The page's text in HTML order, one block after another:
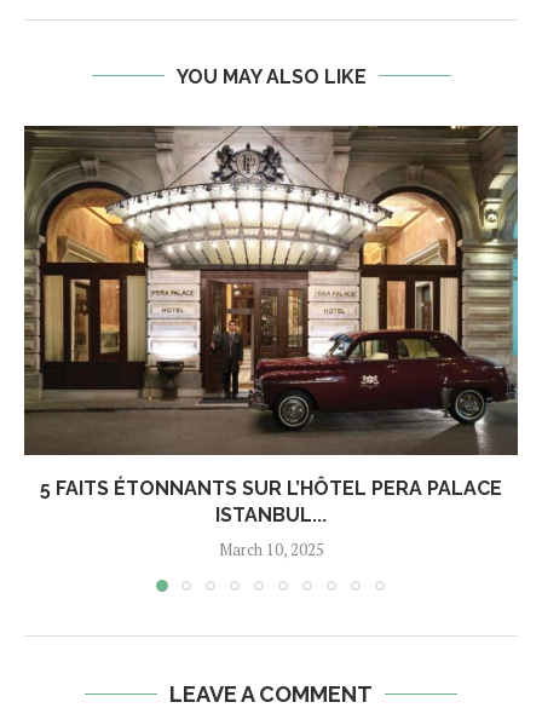
YOU MAY ALSO LIKE
5 FAITS ÉTONNANTS SUR L’HÔTEL PERA PALACE
ISTANBUL...
March 10, 2025
LEAVE A COMMENT